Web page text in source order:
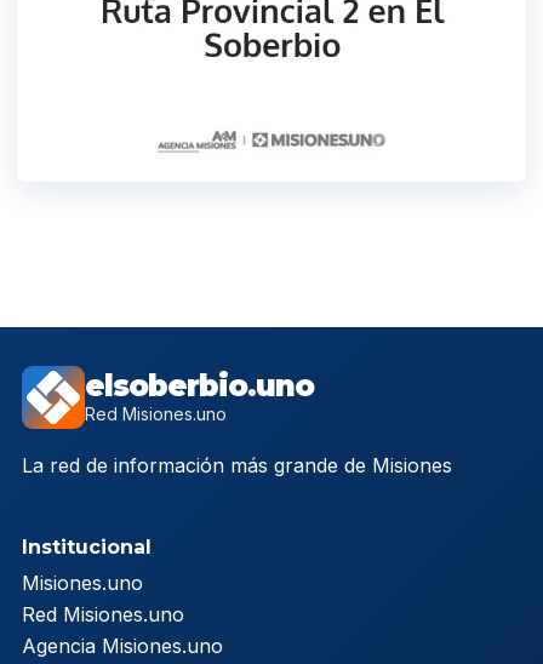
elsoberbio.uno
Red Misiones.uno
La red de información más grande de Misiones
Institucional
Misiones.uno
Red Misiones.uno
Agencia Misiones.uno